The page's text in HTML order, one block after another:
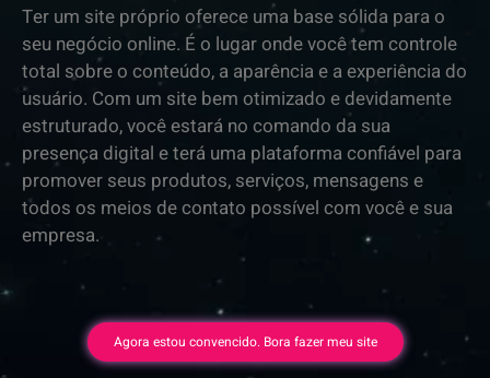
Ter um site próprio oferece uma base sólida para o
seu negócio online. É o lugar onde você tem controle
total sobre o conteúdo, a aparência e a experiência do
usuário. Com um site bem otimizado e devidamente
estruturado, você estará no comando da sua
presença digital e terá uma plataforma confiável para
promover seus produtos, serviços, mensagens e
todos os meios de contato possível com você e sua
empresa.
Agora estou convencido. Bora fazer meu site